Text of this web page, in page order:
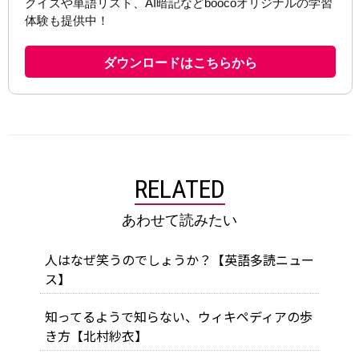
RELATED
あわせて読みたい
人はなぜ笑うのでしょうか？【英語多読ニュー
ス】
知ってるようで知らない、ウィキペディアの歩
き方【北村紗衣】